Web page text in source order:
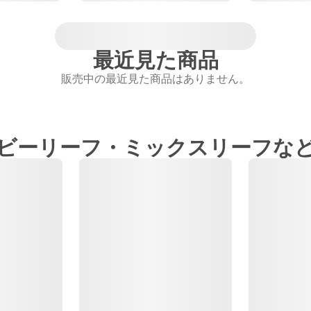
最近見た商品
販売中の最近見た商品はありません。
ーリーフ・ミックスリーフな